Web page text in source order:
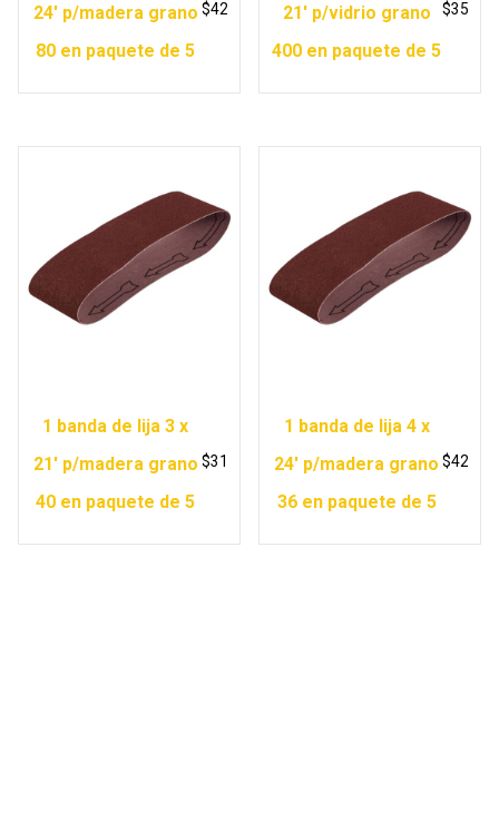
24′ p/madera grano
80 en paquete de 5
$42
21′ p/vidrio grano
400 en paquete de 5
$35
1 banda de lija 3 x
21′ p/madera grano
40 en paquete de 5
$31
1 banda de lija 4 x
24′ p/madera grano
36 en paquete de 5
$42